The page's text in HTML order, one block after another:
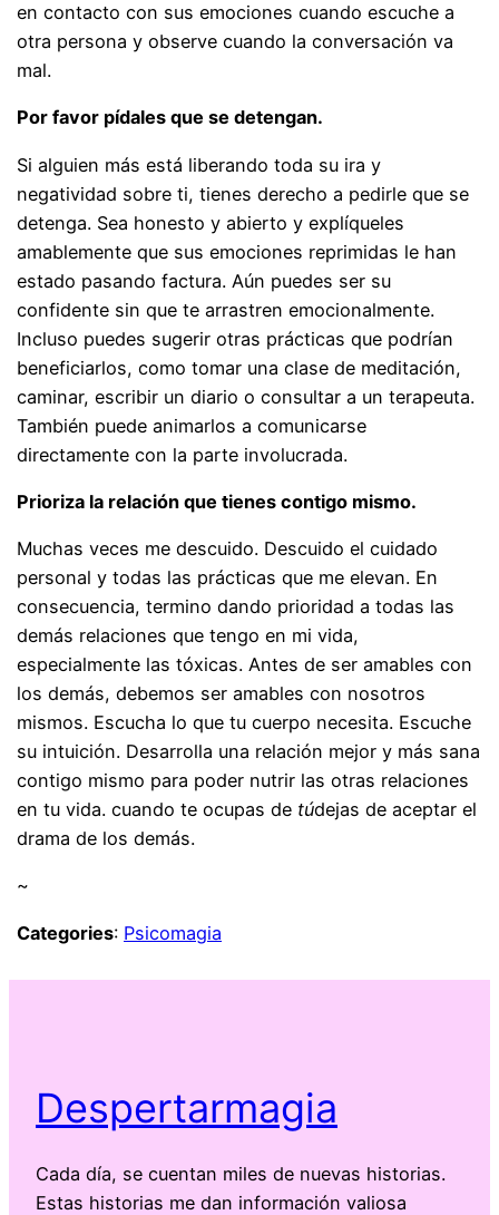
en contacto con sus emociones cuando escuche a
otra persona y observe cuando la conversación va
mal.
Por favor pídales que se detengan.
Si alguien más está liberando toda su ira y
negatividad sobre ti, tienes derecho a pedirle que se
detenga. Sea honesto y abierto y explíqueles
amablemente que sus emociones reprimidas le han
estado pasando factura. Aún puedes ser su
confidente sin que te arrastren emocionalmente.
Incluso puedes sugerir otras prácticas que podrían
beneficiarlos, como tomar una clase de meditación,
caminar, escribir un diario o consultar a un terapeuta.
También puede animarlos a comunicarse
directamente con la parte involucrada.
Prioriza la relación que tienes contigo mismo.
Muchas veces me descuido. Descuido el cuidado
personal y todas las prácticas que me elevan. En
consecuencia, termino dando prioridad a todas las
demás relaciones que tengo en mi vida,
especialmente las tóxicas. Antes de ser amables con
los demás, debemos ser amables con nosotros
mismos. Escucha lo que tu cuerpo necesita. Escuche
su intuición. Desarrolla una relación mejor y más sana
contigo mismo para poder nutrir las otras relaciones
en tu vida. cuando te ocupas de túdejas de aceptar el
drama de los demás.
~
Categories: Psicomagia
Despertarmagia
Cada día, se cuentan miles de nuevas historias.
Estas historias me dan información valiosa